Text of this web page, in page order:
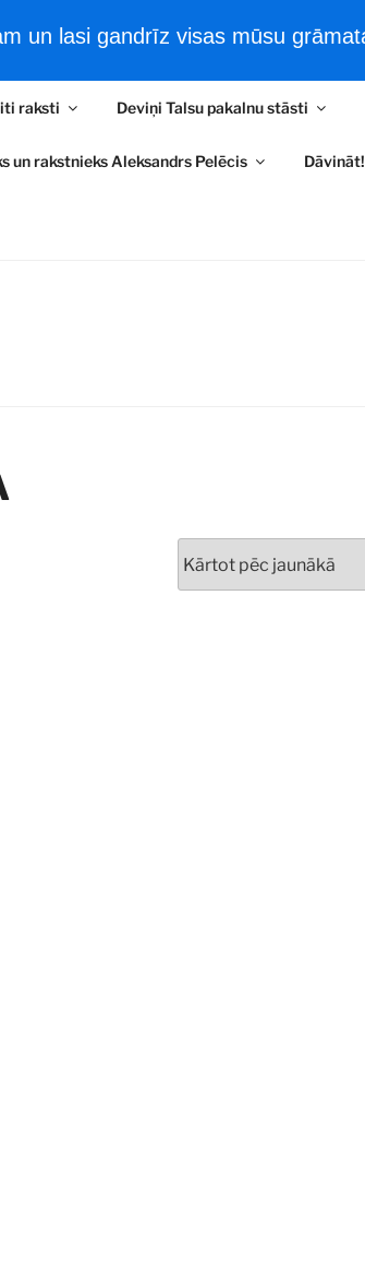
un lasi gandrīz visas mūsu
PELĒČA
un kultūrvēsturi
filmas Tiešsaistes e-Grāmatas
raksti Deviņi Talsu pakalnu stāsti
un rakstnieks Aleksandrs Pelēcis Dāvināt!